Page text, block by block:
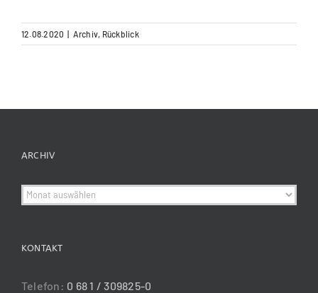
12.08.2020 Archiv, Rückblick
ARCHIV
Archiv
KONTAKT
Telefon: 0 68 1 / 309825-0